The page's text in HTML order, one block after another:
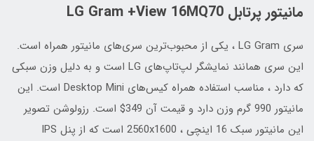
مانیتور پرتابل LG Gram +View 16MQ70
سری LG Gram ، یکی از محبوب‌ترین سری‌های مانیتور همراه است.
این سری همانند نمایشگر لپ‌تاپ‌های LG است و به دلیل وزن سبکی
که دارد ، مناسب استفاده همراه کیس‌های Desktop Mini است. این
مانیتور 990 گرم وزن دارد و قیمت آن 349$ است. رزولوشن تصویر
این مانیتور سبک 16 اینچی ، 2560x1600 است که از پنل IPS